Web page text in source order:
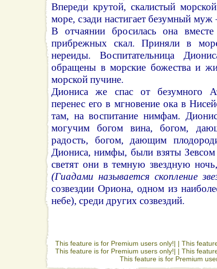
Впереди крутой, скалистый
море, сзади настигает безумный муж
В отчаянии бросилась она
прибрежных скал. Приняли в
нереиды. Воспитательница
обращены в морские божества и
морской пучине.
Диониса же спас от безумного
перенес его в мгновение ока в
там, на воспитание нимфам.
могучим богом вина, богом,
радость, богом, дающим
Диониса, нимфы, были взяты
светят они в темную звездную
(Гиадами называется скопление
созвездии Ориона, одном из
небе), среди других созвездий.
This feature is for Premium users only!| | This
This feature is for Premium users only!| | This
This feature is for Premium